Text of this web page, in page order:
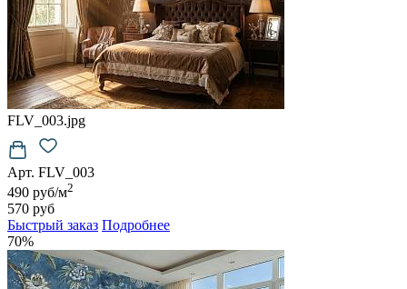
FLV_003.jpg
Арт. FLV_003
490 руб/м2
570 руб
Быстрый заказ Подробнее
70%